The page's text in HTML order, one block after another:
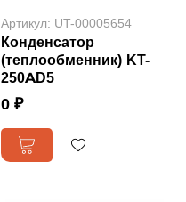
Артикул: UT-00005654
Конденсатор
(теплообменник) KT-
250AD5
0 ₽